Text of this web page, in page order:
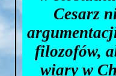
Cesarz
filozofów,
wiary w